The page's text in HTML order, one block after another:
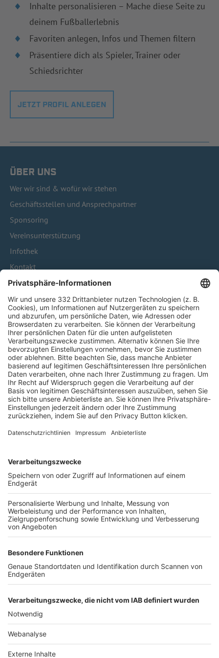
Inhalte personalisieren – Mache diese Seite zu
deinem Fußballerlebnis
Favoriten anlegen, Infos und Themen filtern
Präsentiere dich als Spieler, Trainer oder
Schiedsrichter
JETZT PROFIL ANLEGEN
ÜBER UNS
Wer wir sind & wofür wir stehen
Geschäftsstellen und Ansprechpartner
Sponsoring
Vereinsunterstützung
Infothek
Kontakt
HÄUFIG BESUCHTE SEITEN
Pässe und Vereinswechsel
Trainerausbildung
Schulungsangebot Vereinsmitarbeiter
BFV-Geschäftsstellen
Trainerbörse
Login SpielPlus
FOLGE DEM BFV
TOP-VEREINE
TOP-PARTNER
Nutzungsbedingungen Datenschutz Impressum